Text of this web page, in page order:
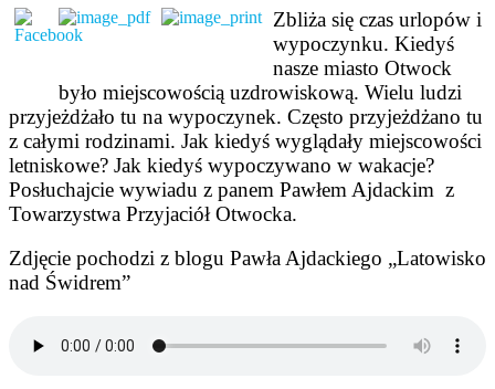
Zbliża się czas urlopów i
wypoczynku. Kiedyś
nasze miasto Otwock
było miejscowością uzdrowiskową. Wielu ludzi
przyjeżdżało tu na wypoczynek. Często przyjeżdżano tu
z całymi rodzinami. Jak kiedyś wyglądały miejscowości
letniskowe? Jak kiedyś wypoczywano w wakacje?
Posłuchajcie wywiadu z panem Pawłem Ajdackim z
Towarzystwa Przyjaciół Otwocka.
Zdjęcie pochodzi z blogu Pawła Ajdackiego „Latowisko
nad Świdrem”